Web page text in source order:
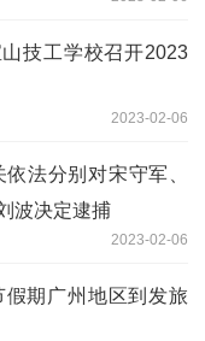
技工学校召开2023
2023-02-06
法分别对宋守军、
波决定逮捕
2023-02-06
期广州地区到发旅